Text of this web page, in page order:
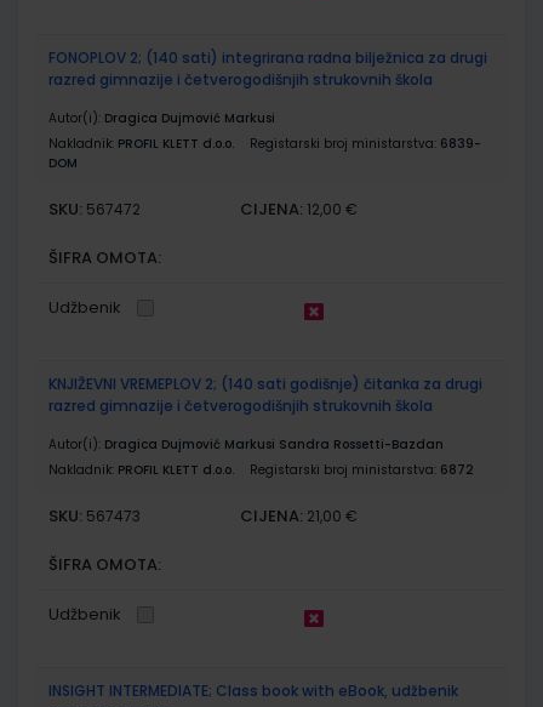
FONOPLOV 2; (140 sati) integrirana radna bilježnica za drugi
razred gimnazije i četverogodišnjih strukovnih škola
Autor(i): Dragica Dujmović Markusi
Nakladnik: PROFIL KLETT d.o.o. Registarski broj ministarstva: 6839-
DOM
SKU: 567472 CIJENA: 12,00 €
ŠIFRA OMOTA:
Udžbenik
KNJIŽEVNI VREMEPLOV 2; (140 sati godišnje) čitanka za drugi
razred gimnazije i četverogodišnjih strukovnih škola
Autor(i): Dragica Dujmović Markusi Sandra Rossetti-Bazdan
Nakladnik: PROFIL KLETT d.o.o. Registarski broj ministarstva: 6872
SKU: 567473 CIJENA: 21,00 €
ŠIFRA OMOTA:
Udžbenik
INSIGHT INTERMEDIATE; Class book with eBook, udžbenik